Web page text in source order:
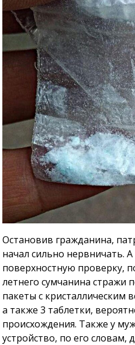
Остановив гражданина,
начал сильно нервничать.
поверхностную проверку,
летнего сумчанина стражи
пакеты с кристаллическим
а также 3 таблетки,
происхождения. Также у
устройство, по его словам,